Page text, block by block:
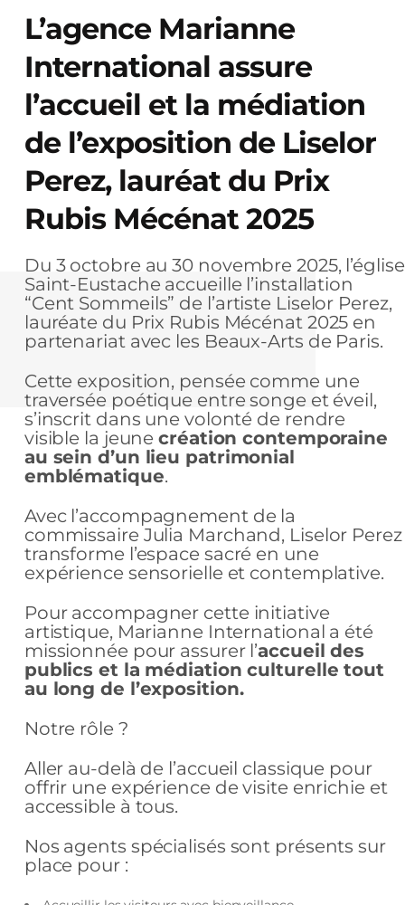
L’agence Marianne
International assure
l’accueil et la médiation
de l’exposition de Liselor
Perez, lauréat du Prix
Rubis Mécénat 2025
Du 3 octobre au 30 novembre 2025, l’église
Saint-Eustache accueille l’installation
“Cent Sommeils” de l’artiste Liselor Perez,
lauréate du Prix Rubis Mécénat 2025 en
partenariat avec les Beaux-Arts de Paris.
Cette exposition, pensée comme une
traversée poétique entre songe et éveil,
s’inscrit dans une volonté de rendre
visible la jeunecréation contemporaine
au sein d’un lieu patrimonial
emblématique.
Avec l’accompagnement de la
commissaire Julia Marchand, Liselor Perez
transforme l’espace sacré en une
expérience sensorielle et contemplative.
Pour accompagner cette initiative
artistique, Marianne International a été
missionnée pour assurer l’accueil des
publics et la médiation culturelle tout
au long de l’exposition.
Notre rôle ?
Aller au-delà de l’accueil classique pour
offrir une expérience de visite enrichie et
accessible à tous.
Nos agents spécialisés sont présents sur
place pour :